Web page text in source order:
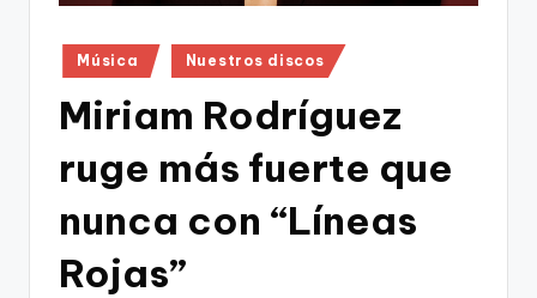
Publicado
en
Música Nuestros discos
Miriam Rodríguez
ruge más fuerte que
nunca con “Líneas
Rojas”